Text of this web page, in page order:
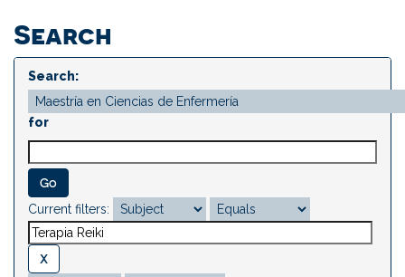
Search
Search:
for
Current filters: